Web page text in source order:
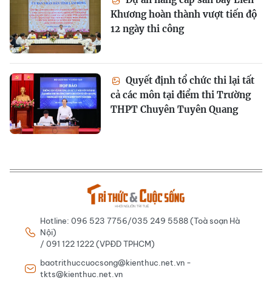
Khương hoàn thành vượt tiến độ
12 ngày thi công
Quyết định tổ chức thi lại tất
cả các môn tại điểm thi Trường
THPT Chuyên Tuyên Quang
Hotline: 096 523 7756/035 249 5588 (Toà soạn Hà
Nội)
/ 091 122 1222 (VPĐD TPHCM)
baotrithuccuocsong@kienthuc.net.vn -
tkts@kienthuc.net.vn